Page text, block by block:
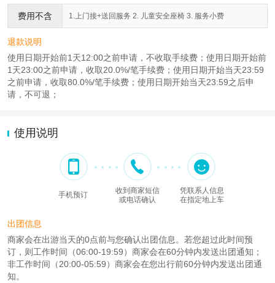
费用不含 1.上门接+送回服务 2. 儿童安全座椅 3. 服务小费
退款说明
使用日期开始前1天12:00之前申请，不收取手续费；使用日期开始前
1天23:00之前申请，收取20.0%/笔手续费；使用日期开始当天23:59
之前申请，收取80.0%/笔手续费；使用日期开始当天23:59之后申
请，不可退；
使用说明
手机预订
收到商家短信
或电话确认
凭联系人信息
在指定地上车
出团信息
商家会在出游当天的0点前与您确认出团信息。若您超过此时间预
订，则工作时间（06:00-19:59）商家会在60分钟内发送出团通知；
非工作时间（20:00-05:59）商家会在您出行前60分钟内发送出团通
知。